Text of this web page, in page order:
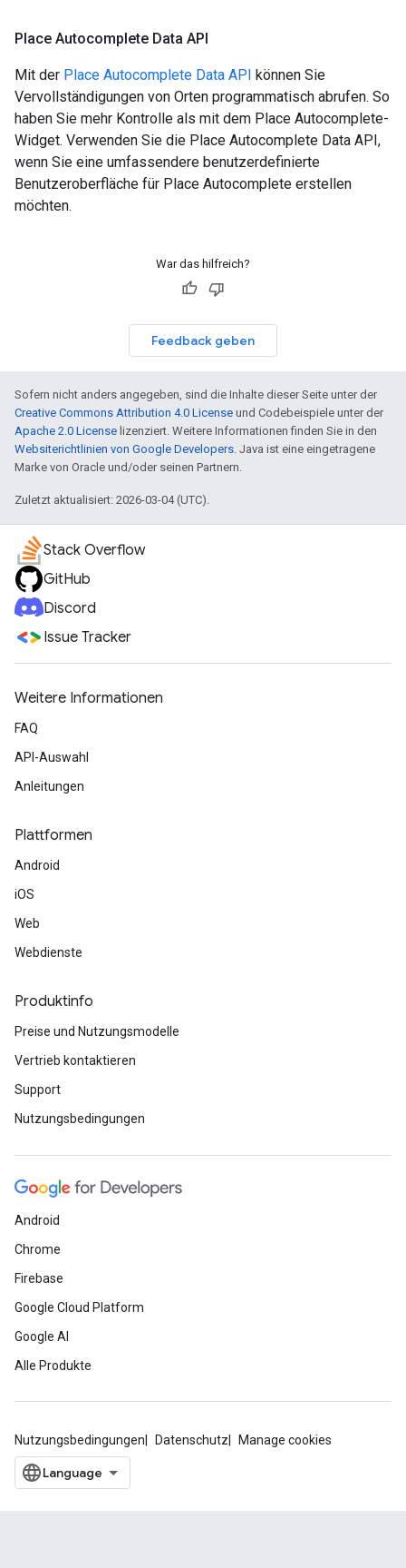
Place Autocomplete Data API
Mit der Place Autocomplete Data API können Sie
Vervollständigungen von Orten programmatisch abrufen. So
haben Sie mehr Kontrolle als mit dem Place Autocomplete-
Widget. Verwenden Sie die Place Autocomplete Data API,
wenn Sie eine umfassendere benutzerdefinierte
Benutzeroberfläche für Place Autocomplete erstellen
möchten.
War das hilfreich?
Feedback geben
Sofern nicht anders angegeben, sind die Inhalte dieser Seite unter der
Creative Commons Attribution 4.0 License und Codebeispiele unter der
Apache 2.0 License lizenziert. Weitere Informationen finden Sie in den
Websiterichtlinien von Google Developers. Java ist eine eingetragene
Marke von Oracle und/oder seinen Partnern.
Zuletzt aktualisiert: 2026-03-04 (UTC).
Stack Overflow
GitHub
Discord
Issue Tracker
Weitere Informationen
FAQ
API-Auswahl
Anleitungen
Plattformen
Android
iOS
Web
Webdienste
Produktinfo
Preise und Nutzungsmodelle
Vertrieb kontaktieren
Support
Nutzungsbedingungen
Android
Chrome
Firebase
Google Cloud Platform
Google AI
Alle Produkte
Nutzungsbedingungen Datenschutz Manage cookies